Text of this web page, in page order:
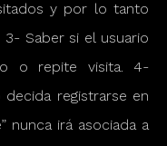
y por lo tanto
Saber si el usuario
o repite visita. 4-
registrarse en
nunca irá asociada a